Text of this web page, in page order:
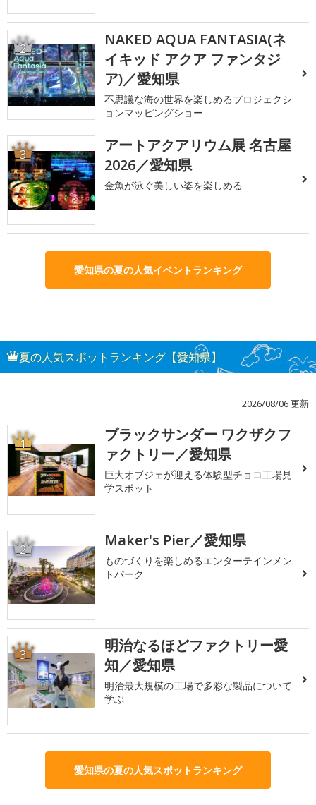
2
NAKED AQUA FANTASIA(ネ
イキッド アクア ファンタジ
ア)／愛知県
不思議な海の世界を楽しめるプロジェクシ
ョンマッピングショー
3
アートアクアリウム展 名古屋
2026／愛知県
金魚が泳ぐ美しい姿を楽しめる
愛知県の夏の人気イベントランキング
夏の人気スポットランキング【愛知県】
2026/08/06 更新
1
ブラックサンダー ワクザクフ
ァクトリー／愛知県
巨大オブジェが迎える体験型チョコ工場見
学スポット
2 Maker's Pier／愛知県
ものづくりを楽しめるエンターテインメン
トパーク
3
明治なるほどファクトリー愛
知／愛知県
明治最大規模の工場で多彩な製品について
学ぶ
愛知県の夏の人気スポットランキング